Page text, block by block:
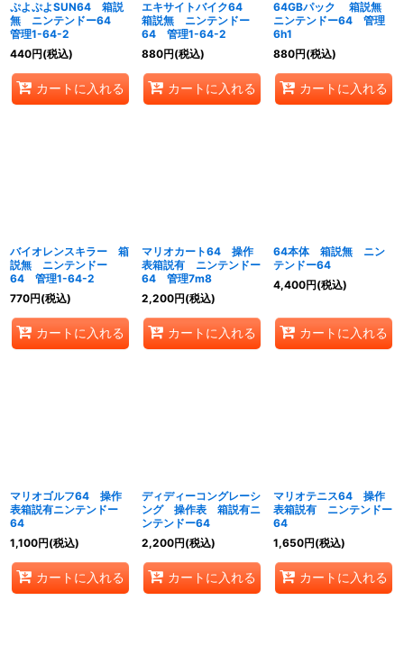
ぷよぷよSUN64 箱説
無 ニンテンドー64
管理1-64-2
440円(税込)
カートに入れる
エキサイトバイク64
箱説無 ニンテンドー
64 管理1-64-2
880円(税込)
カートに入れる
64GBパック 箱説無
ニンテンドー64 管理
6h1
880円(税込)
カートに入れる
バイオレンスキラー 箱
説無 ニンテンドー
64 管理1-64-2
770円(税込)
カートに入れる
マリオカート64 操作
表箱説有 ニンテンドー
64 管理7m8
2,200円(税込)
カートに入れる
64本体 箱説無 ニン
テンドー64
4,400円(税込)
カートに入れる
マリオゴルフ64 操作
表箱説有ニンテンドー
64
1,100円(税込)
カートに入れる
ディディーコングレーシ
ング 操作表 箱説有ニ
ンテンドー64
2,200円(税込)
カートに入れる
マリオテニス64 操作
表箱説有 ニンテンドー
64
1,650円(税込)
カートに入れる